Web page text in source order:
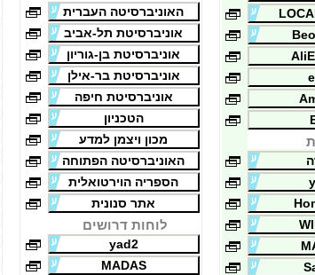
האוניברסיטה העברית
אוניברסיטת תל-אביב
אוניברסיטת בן-גוריון
אוניברסיטת בר-אילן
אוניברסיטת חיפה
הטכניון
מכון ויצמן למדע
האוניברסיטה הפתוחה
הספריה הוירטואלית
אתר סנונית
לוחות דרושים
yad2
MADAS